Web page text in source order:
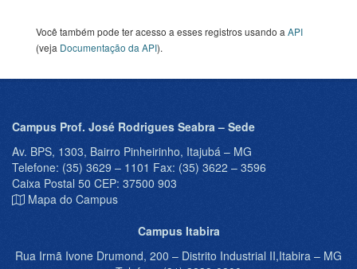
Você também pode ter acesso a esses registros usando a API
(veja Documentação da API).
Campus Prof. José Rodrigues Seabra – Sede
Av. BPS, 1303, Bairro Pinheirinho, Itajubá – MG
Telefone: (35) 3629 – 1101 Fax: (35) 3622 – 3596
Caixa Postal 50 CEP: 37500 903
Mapa do Campus
Campus Itabira
Rua Irmã Ivone Drumond, 200 – Distrito Industrial II,Itabira – MG